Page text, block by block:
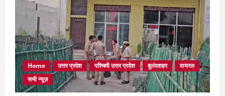
Home उत्तर प्रदेश पश्चिमी उत्तर प्रदेश बुलंदशहर
वायरल
सभी न्यूज़